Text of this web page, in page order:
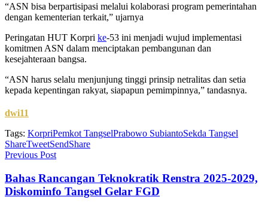
“ASN bisa berpartisipasi melalui kolaborasi program pemerintahan
dengan kementerian terkait,” ujarnya
Peringatan HUT Korpri ke-53 ini menjadi wujud implementasi
komitmen ASN dalam menciptakan pembangunan dan
kesejahteraan bangsa.
“ASN harus selalu menjunjung tinggi prinsip netralitas dan setia
kepada kepentingan rakyat, siapapun pemimpinnya,” tandasnya.
dwi11
Tags: KorpriPemkot TangselPrabowo SubiantoSekda Tangsel
ShareTweetSendShare
Previous Post
Bahas Rancangan Teknokratik Renstra 2025-2029,
Diskominfo Tangsel Gelar FGD